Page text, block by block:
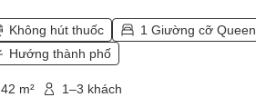
Không hút thuốc
1 Giường cỡ Queen
Hướng thành phố
42 m² 1–3 khách